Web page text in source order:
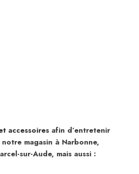
accessoires afin d’entretenir
magasin à Narbonne,
sur-Aude, mais aussi :